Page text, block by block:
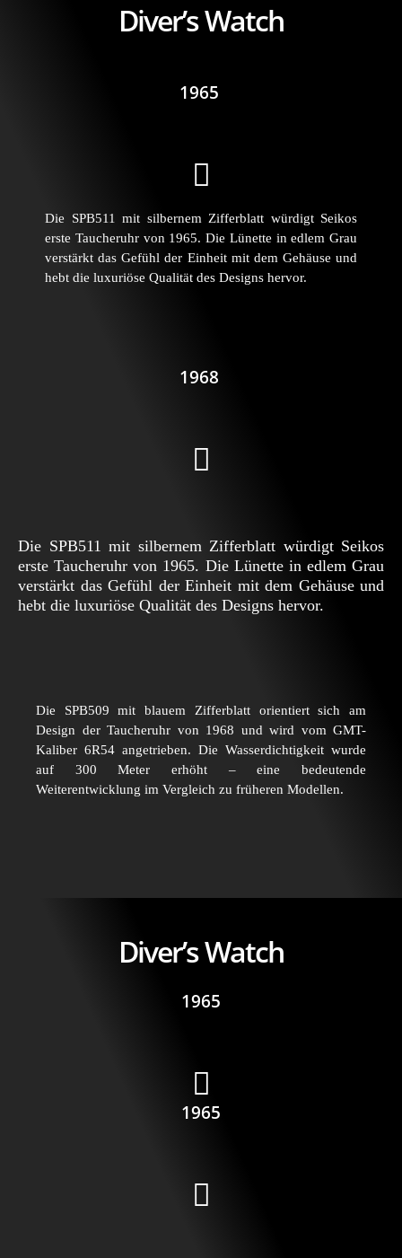
Diver’s Watch
1965
Die SPB511 mit silbernem Zifferblatt würdigt Seikos
erste Taucheruhr von 1965. Die Lünette in edlem Grau
verstärkt das Gefühl der Einheit mit dem Gehäuse und
hebt die luxuriöse Qualität des Designs hervor.
1968
Die SPB511 mit silbernem Zifferblatt würdigt Seikos
erste Taucheruhr von 1965. Die Lünette in edlem Grau
verstärkt das Gefühl der Einheit mit dem Gehäuse und
hebt die luxuriöse Qualität des Designs hervor.
Die SPB509 mit blauem Zifferblatt orientiert sich am
Design der Taucheruhr von 1968 und wird vom GMT-
Kaliber 6R54 angetrieben. Die Wasserdichtigkeit wurde
auf 300 Meter erhöht – eine bedeutende
Weiterentwicklung im Vergleich zu früheren Modellen.
Diver’s Watch
1965
1965